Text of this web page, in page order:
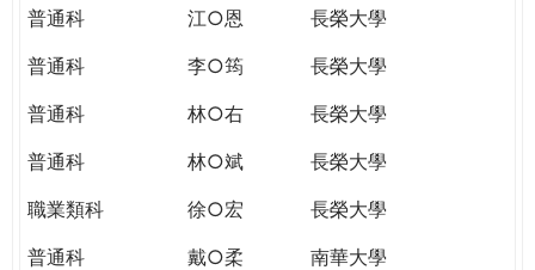
普通科
江○恩
長榮大學
普通科
李○筠
長榮大學
普通科
林○右
長榮大學
普通科
林○斌
長榮大學
職業類科
徐○宏
長榮大學
普通科
戴○柔
南華大學